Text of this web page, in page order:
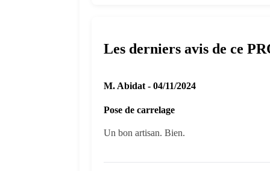
Les derniers avis de ce
M. Abidat - 04/11/2024
Pose de carrelage
Un bon artisan. Bien.